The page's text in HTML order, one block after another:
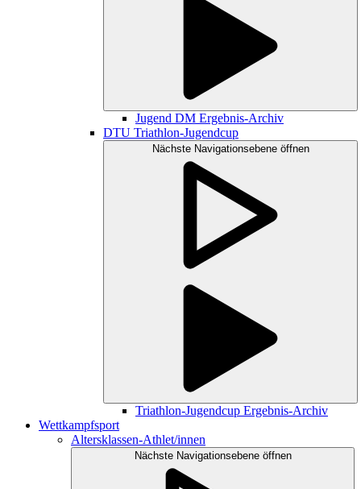
Jugend DM Ergebnis-Archiv
DTU Triathlon-Jugendcup
Nächste Navigationsebene öffnen
Triathlon-Jugendcup Ergebnis-Archiv
Wettkampfsport
Altersklassen-Athlet/innen
Nächste Navigationsebene öffnen